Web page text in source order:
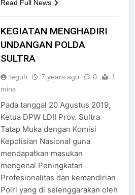
Read Full News
KEGIATAN MENGHADIRI
UNDANGAN POLDA
SULTRA
teguh 7 years ago 0
1
mins
Pada tanggal 20 Agustus 2019,
Ketua DPW LDII Prov. Sultra
Tatap Muka dengan Komisi
Kepolisian Nasional guna
mendapatkan masukan
mengenai Peningkatan
Profesionalitas dan kemandirian
Polri yang di selenggarakan oleh